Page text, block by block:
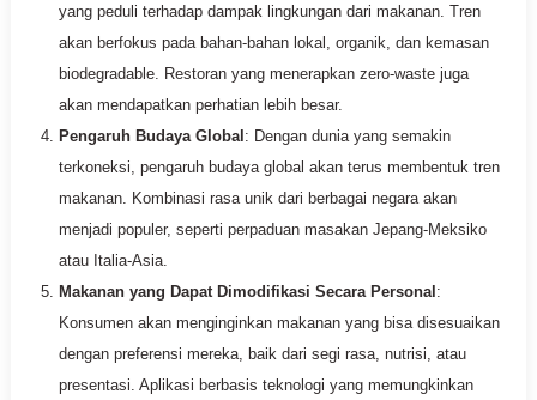
yang peduli terhadap dampak lingkungan dari makanan. Tren
akan berfokus pada bahan-bahan lokal, organik, dan kemasan
biodegradable. Restoran yang menerapkan zero-waste juga
akan mendapatkan perhatian lebih besar.
Pengaruh Budaya Global : Dengan dunia yang semakin
terkoneksi, pengaruh budaya global akan terus membentuk tren
makanan. Kombinasi rasa unik dari berbagai negara akan
menjadi populer, seperti perpaduan masakan Jepang-Meksiko
atau Italia-Asia.
Makanan yang Dapat Dimodifikasi Secara Personal :
Konsumen akan menginginkan makanan yang bisa disesuaikan
dengan preferensi mereka, baik dari segi rasa, nutrisi, atau
presentasi. Aplikasi berbasis teknologi yang memungkinkan